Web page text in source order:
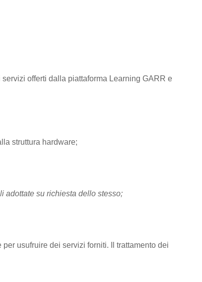
offerti dalla piattaforma Learning GARR e
struttura hardware;
adottate su richiesta dello stesso;
usufruire dei servizi forniti. Il trattamento dei